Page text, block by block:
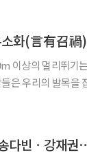
화(言有召禍
목을 잡을 뿐이다.” 은퇴
다빈ㆍ강재